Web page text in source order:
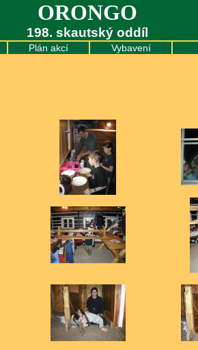
ORONGO
198. skautský oddíl
Plán akcí Vybavení